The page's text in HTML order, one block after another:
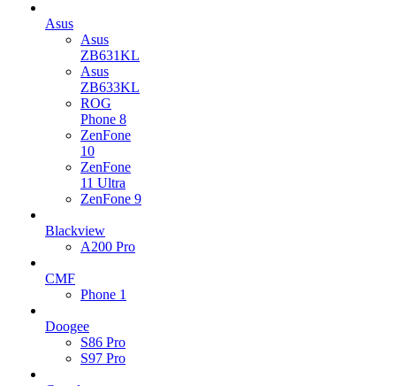
Asus
Asus
ZB631KL
Asus
ZB633KL
ROG
Phone 8
ZenFone
10
ZenFone
11 Ultra
ZenFone 9
Blackview
A200 Pro
CMF
Phone 1
Doogee
S86 Pro
S97 Pro